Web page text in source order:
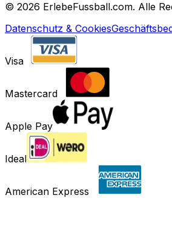
© 2026 ErlebeFussball.com. Alle
Datenschutz & Cookies
Visa
Mastercard
Apple Pay
Ideal
American Express